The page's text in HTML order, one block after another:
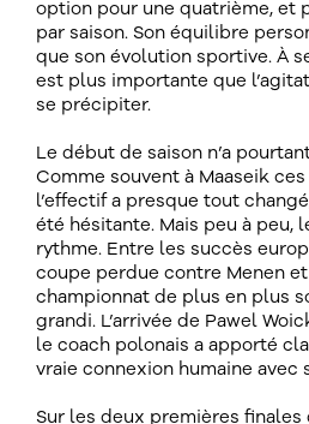
option pour une quatrième, et
par saison. Son équilibre
que son évolution sportive. À
est plus importante que
se précipiter.
Le début de saison n’a
Comme souvent à Maaseik
l’effectif a presque tout
été hésitante. Mais peu à peu,
rythme. Entre les succès
coupe perdue contre Menen
championnat de plus en plus
grandi. L’arrivée de Pawel
le coach polonais a apporté
vraie connexion humaine avec
Sur les deux premières finales